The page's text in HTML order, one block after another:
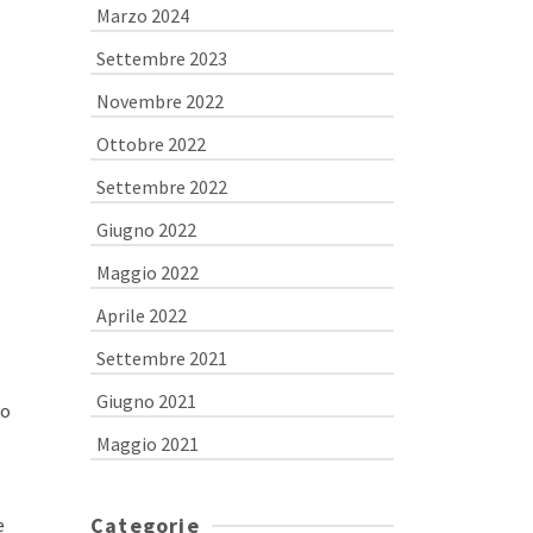
Marzo 2024
Settembre 2023
Novembre 2022
Ottobre 2022
Settembre 2022
Giugno 2022
Maggio 2022
Aprile 2022
Settembre 2021
Giugno 2021
Maggio 2021
Categorie